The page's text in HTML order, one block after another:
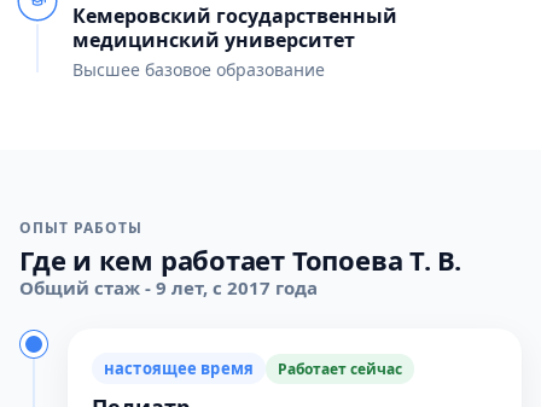
Кемеровский государственный
медицинский университет
Высшее базовое образование
ОПЫТ РАБОТЫ
Где и кем работает Топоева Т. В.
Общий стаж - 9 лет, с 2017 года
настоящее время Работает сейчас